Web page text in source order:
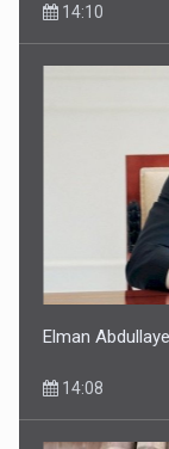
14:10
Elman
14:08